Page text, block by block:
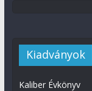
Kiadványok
Kaliber Évkönyv